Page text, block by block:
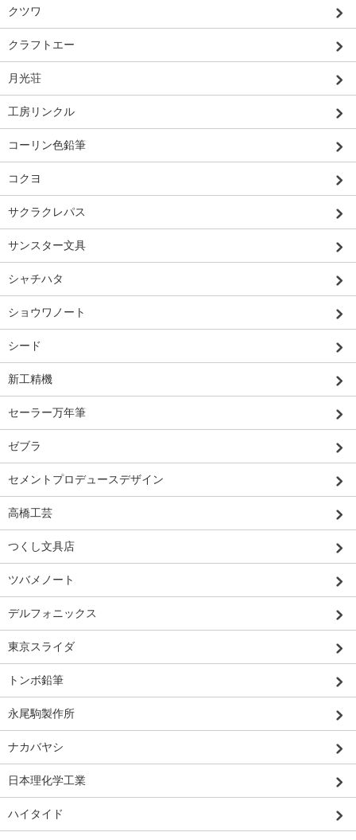
クツワ
クラフトエー
月光荘
工房リンクル
コーリン色鉛筆
コクヨ
サクラクレパス
サンスター文具
シャチハタ
ショウワノート
シード
新工精機
セーラー万年筆
ゼブラ
セメントプロデュースデザイン
高橋工芸
つくし文具店
ツバメノート
デルフォニックス
東京スライダ
トンボ鉛筆
永尾駒製作所
ナカバヤシ
日本理化学工業
ハイタイド